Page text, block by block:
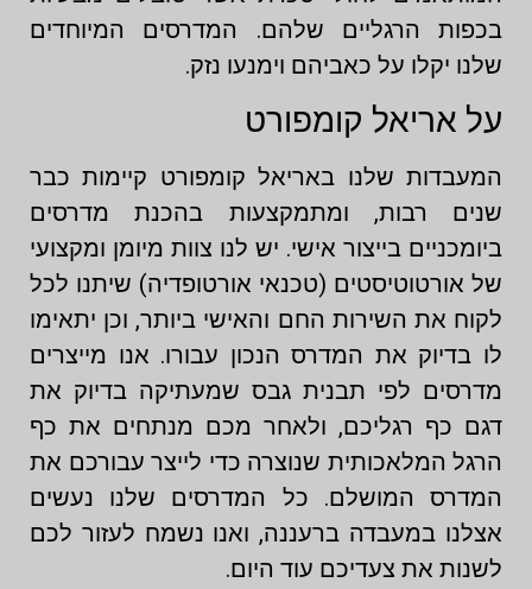
בכפות הרגליים שלהם. המדרסים המיוחדים
שלנו יקלו על כאביהם וימנעו נזק.
על אריאל קומפורט
המעבדות שלנו באריאל קומפורט קיימות כבר
שנים רבות, ומתמקצעות בהכנת מדרסים
ביומכניים בייצור אישי. יש לנו צוות מיומן ומקצועי
של אורטוטיסטים (טכנאי אורטופדיה) שיתנו לכל
לקוח את השירות החם והאישי ביותר, וכן יתאימו
לו בדיוק את המדרס הנכון עבורו. אנו מייצרים
מדרסים לפי תבנית גבס שמעתיקה בדיוק את
דגם כף רגליכם, ולאחר מכם מנתחים את כף
הרגל המלאכותית שנוצרה כדי לייצר עבורכם את
המדרס המושלם. כל המדרסים שלנו נעשים
אצלנו במעבדה ברעננה, ואנו נשמח לעזור לכם
לשנות את צעדיכם עוד היום.